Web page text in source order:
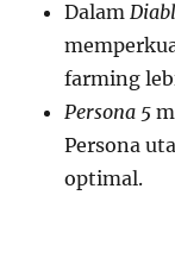
Dalam
farming
Persona 5
Persona
optimal.